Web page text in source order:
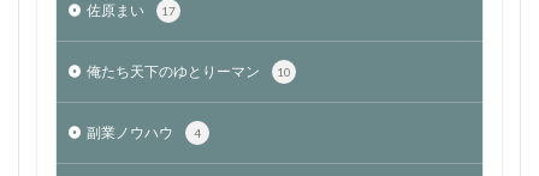
佐原まい 17
俺たち天下のゆとりーマン 10
副業ノウハウ 4